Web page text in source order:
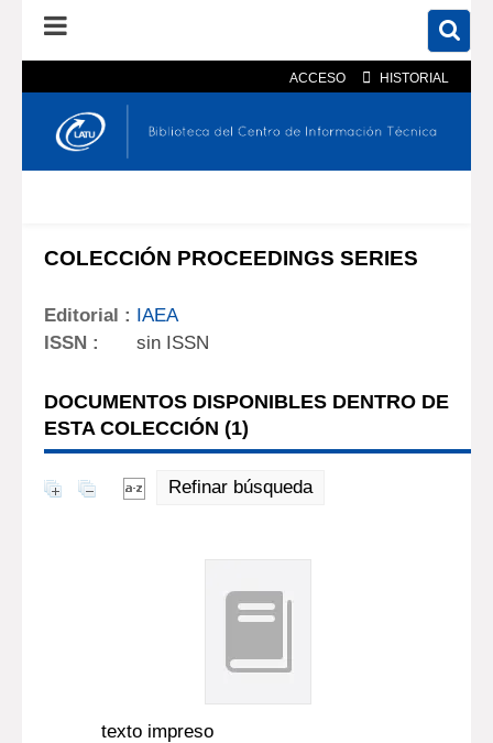
ACCESO HISTORIAL
En el catálogo En el sitio
COLECCIÓN PROCEEDINGS SERIES
Editorial : IAEA
ISSN :
sin ISSN
DOCUMENTOS DISPONIBLES DENTRO DE
ESTA COLECCIÓN (1)
Refinar búsqueda
texto impreso